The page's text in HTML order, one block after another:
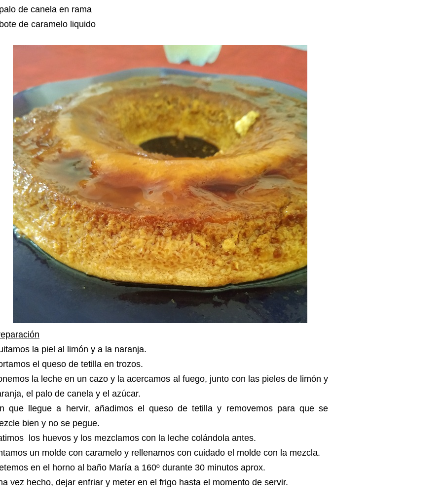
de canela en rama
de caramelo liquido
la piel al limón y a la naranja.
el queso de tetilla en trozos.
la leche en un cazo y la acercamos al fuego, junto con las pieles de limón y
el palo de canela y el azúcar.
que llegue a hervir, añadimos el queso de tetilla y removemos para que se
bien y no se pegue.
los huevos y los mezclamos con la leche colándola antes.
un molde con caramelo y rellenamos con cuidado el molde con la mezcla.
en el horno al baño María a 160º durante 30 minutos aprox.
vez hecho, dejar enfriar y meter en el frigo hasta el momento de servir.